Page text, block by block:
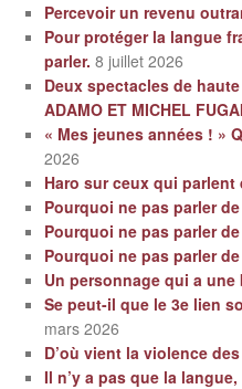
Percevoir un revenu
Pour protéger la langue
parler. 8 juillet 2026
Deux spectacles de
ADAMO ET MICHEL
« Mes jeunes années ! »
2026
Haro sur ceux qui parlent
Pourquoi ne pas parler
Pourquoi ne pas parler
Pourquoi ne pas parler
Un personnage qui a une
Se peut-il que le 3e lien
mars 2026
D’où vient la violence
Il n’y a pas que la